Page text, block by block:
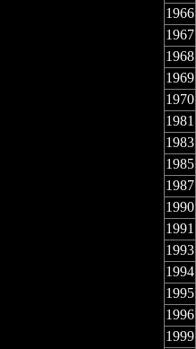
1966
1967
1968
1969
1970
1981
1983
1985
1987
1990
1991
1993
1994
1995
1996
1999